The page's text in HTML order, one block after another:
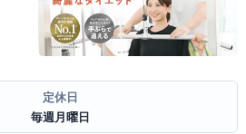
定休日
毎週月曜日